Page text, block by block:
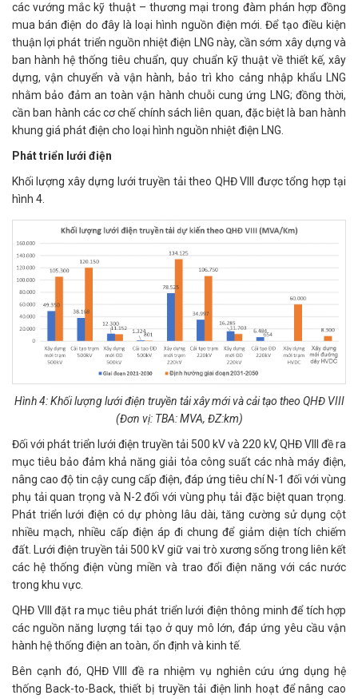
các vướng mắc kỹ thuật – thương mại trong đàm phán hợp đồng
mua bán điện do đây là loại hình nguồn điện mới. Để tạo điều kiện
thuận lợi phát triển nguồn nhiệt điện LNG này, cần sớm xây dựng và
ban hành hệ thống tiêu chuẩn, quy chuẩn kỹ thuật về thiết kế, xây
dựng, vận chuyển và vận hành, bảo trì kho cảng nhập khẩu LNG
nhằm bảo đảm an toàn vận hành chuỗi cung ứng LNG; đồng thời,
cần ban hành các cơ chế chính sách liên quan, đặc biệt là ban hành
khung giá phát điện cho loại hình nguồn nhiệt điện LNG.
Phát triển lưới điện
Khối lượng xây dựng lưới truyền tải theo QHĐ VIII được tổng hợp tại
hình 4.
Hình 4: Khối lượng lưới điện truyền tải xây mới và cải tạo theo QHĐ VIII
(Đơn vị: TBA: MVA, ĐZ:km)
Đối với phát triển lưới điện truyền tải 500 kV và 220 kV, QHĐ VIII đề ra
mục tiêu bảo đảm khả năng giải tỏa công suất các nhà máy điện,
nâng cao độ tin cậy cung cấp điện, đáp ứng tiêu chí N-1 đối với vùng
phụ tải quan trọng và N-2 đối với vùng phụ tải đặc biệt quan trọng.
Phát triển lưới điện có dự phòng lâu dài, tăng cường sử dụng cột
nhiều mạch, nhiều cấp điện áp đi chung để giảm diện tích chiếm
đất. Lưới điện truyền tải 500 kV giữ vai trò xương sống trong liên kết
các hệ thống điện vùng miền và trao đổi điện năng với các nước
trong khu vực.
QHĐ VIII đặt ra mục tiêu phát triển lưới điện thông minh để tích hợp
các nguồn năng lượng tái tạo ở quy mô lớn, đáp ứng yêu cầu vận
hành hệ thống điện an toàn, ổn định và kinh tế.
Bên cạnh đó, QHĐ VIII đề ra nhiệm vụ nghiên cứu ứng dụng hệ
thống Back-to-Back, thiết bị truyền tải điện linh hoạt để nâng cao